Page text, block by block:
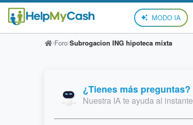
MODO IA
Foro Subrogacion ING hipoteca mixta
¿Tienes más preguntas?
Nuestra IA te ayuda al instante